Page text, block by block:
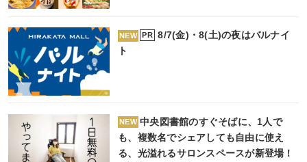
NEW PR
8/7(金)・8(土)の夜はバルナイ
ト
NEW 中央図書館のすぐそばに、1人で
も、複数名でシェアしても自由に使え
る、光溢れるサロンスペースが新登場！